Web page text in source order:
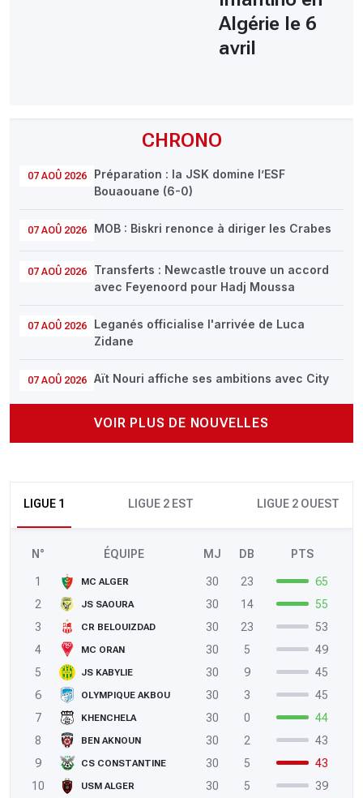
CHRONO
07 AOÛ 2026
Préparation : la JSK domine l’ESF
Bouaouane (6-0)
07 AOÛ 2026 MOB : Biskri renonce à diriger les Crabes
07 AOÛ 2026
Transferts : Newcastle trouve un accord
avec Feyenoord pour Hadj Moussa
07 AOÛ 2026
Leganés officialise l'arrivée de Luca
Zidane
07 AOÛ 2026 Aït Nouri affiche ses ambitions avec City
VOIR PLUS DE NOUVELLES
LIGUE 1 LIGUE 2 EST LIGUE 2 OUEST
N° ÉQUIPE MJ DB PTS
1 MC ALGER 30 23
65
2
JS SAOURA 30 14
55
3
CR BELOUIZDAD 30 23
53
4
MC ORAN 30 5
49
5
JS KABYLIE 30 9
45
6
OLYMPIQUE AKBOU 30 3
45
7
KHENCHELA 30 0
44
8
BEN AKNOUN 30 2
43
9
CS CONSTANTINE 30 5
43
10
USM ALGER 30 5
39
Algérie le 6
avril